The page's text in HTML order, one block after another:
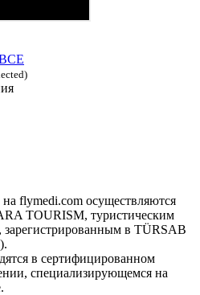
flymedi.com осуществляются
TOURISM, туристическим
зарегистрированным в TÜRSAB
в сертифицированном
специализирующемся на